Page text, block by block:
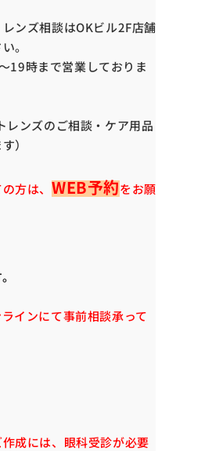
ンズ相談はOKビル2F店舗
。
19時まで営業しておりま
レンズのご相談・ケア用品
）
方は、 WEB予約をお願
インにて事前相談承って
成には、眼科受診が必要